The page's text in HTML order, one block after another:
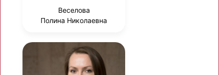
Веселова
Полина Николаевна